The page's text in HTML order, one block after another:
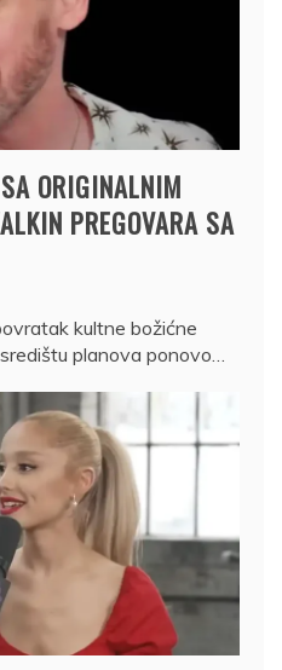
ORIGINALNIM
PREGOVARA SA
kultne božićne
središtu planova ponovo…